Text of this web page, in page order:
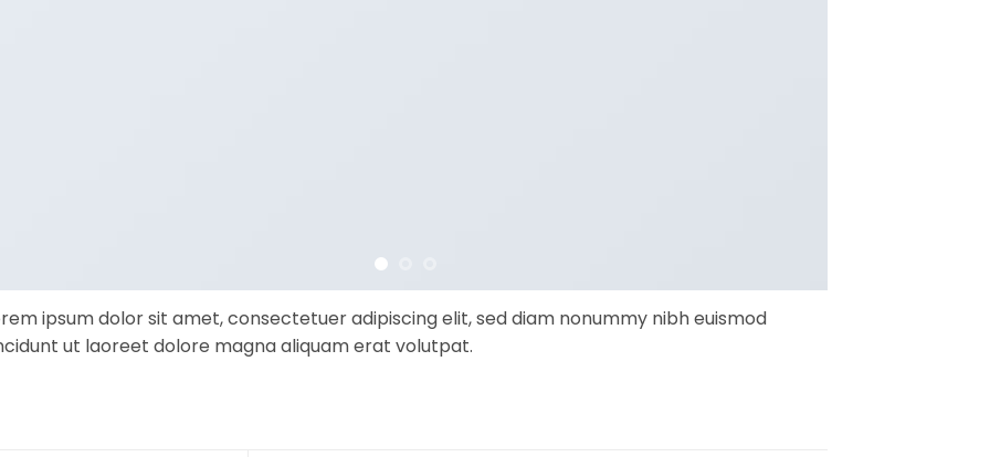
ipsum dolor sit amet, consectetuer adipiscing elit, sed diam nonummy nibh euismod
ut laoreet dolore magna aliquam erat volutpat.